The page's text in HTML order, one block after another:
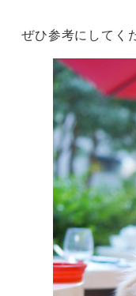
ぜひ参考にしてく